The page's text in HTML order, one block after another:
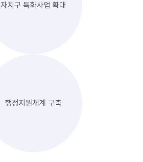
자치구 특화사업 확대
행정지원체계 구축